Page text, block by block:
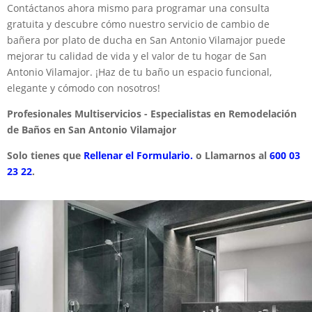
Contáctanos ahora mismo para programar una consulta
gratuita y descubre cómo nuestro servicio de cambio de
bañera por plato de ducha en San Antonio Vilamajor puede
mejorar tu calidad de vida y el valor de tu hogar de San
Antonio Vilamajor. ¡Haz de tu baño un espacio funcional,
elegante y cómodo con nosotros!
Profesionales Multiservicios - Especialistas en Remodelación
de Baños en San Antonio Vilamajor
Solo tienes que Rellenar el Formulario. o Llamarnos al 600 03
23 22.